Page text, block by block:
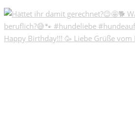
Happy Birthday!!! 🥳 Liebe Grüße vom